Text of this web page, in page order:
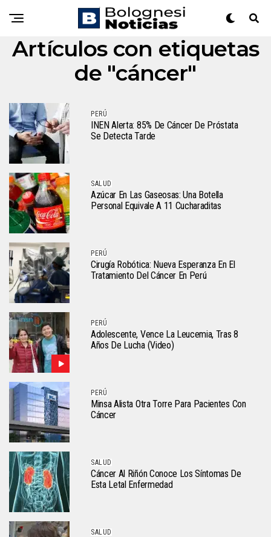
Artículos con etiquetas
de "cáncer"
PERÚ
INEN Alerta: 85% De Cáncer De Próstata
Se Detecta Tarde
SALUD
Azúcar En Las Gaseosas: Una Botella
Personal Equivale A 11 Cucharaditas
PERÚ
Cirugía Robótica: Nueva Esperanza En El
Tratamiento Del Cáncer En Perú
PERÚ
Adolescente, Vence La Leucemia, Tras 8
Años De Lucha (video)
PERÚ
Minsa Alista Otra Torre Para Pacientes Con
Cáncer
SALUD
Cáncer Al Riñón Conoce Los Síntomas De
Esta Letal Enfermedad
SALUD